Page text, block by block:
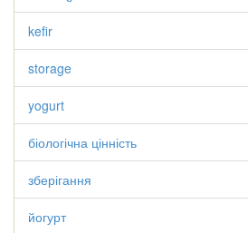
kefir
storage
yogurt
біологічна цінність
зберігання
йогурт